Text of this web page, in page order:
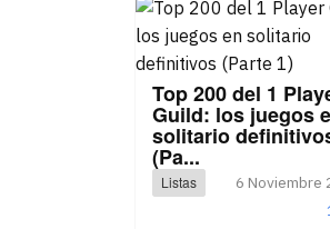
Top 200 del 1
Guild: los juegos
solitario
(Pa...
Listas
6 Noviembre